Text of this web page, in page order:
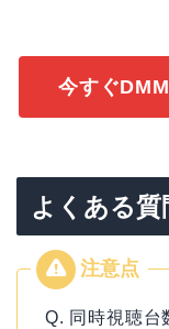
今すぐ
よくある質
Q. 同時視聴台